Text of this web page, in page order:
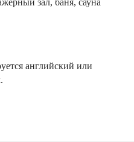
зал, баня, сауна
английский или